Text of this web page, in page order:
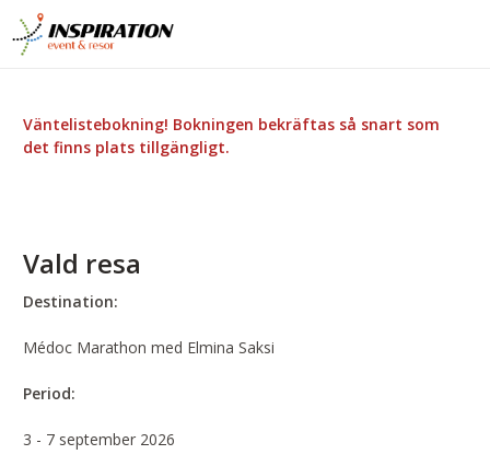
Väntelistebokning! Bokningen bekräftas så snart som
det finns plats tillgängligt.
Vald resa
Destination:
Médoc Marathon med Elmina Saksi
Period:
3 - 7 september 2026